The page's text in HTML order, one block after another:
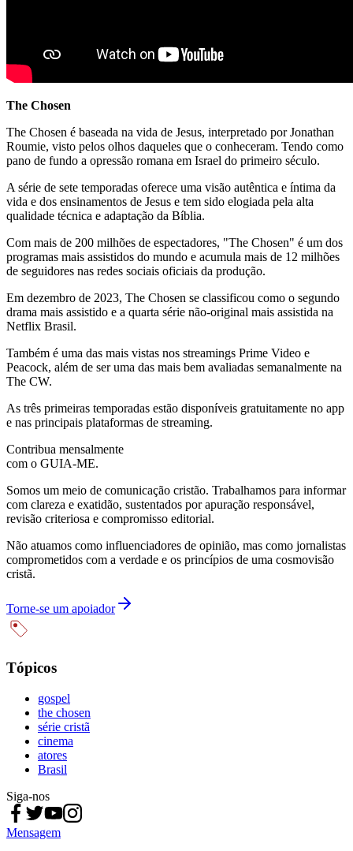
The Chosen
The Chosen é baseada na vida de Jesus, interpretado por Jonathan
Roumie, visto pelos olhos daqueles que o conheceram. Tendo como
pano de fundo a opressão romana em Israel do primeiro século.
A série de sete temporadas oferece uma visão autêntica e íntima da
vida e dos ensinamentos de Jesus e tem sido elogiada pela alta
qualidade técnica e adaptação da Bíblia.
Com mais de 200 milhões de espectadores, "The Chosen" é um dos
programas mais assistidos do mundo e acumula mais de 12 milhões
de seguidores nas redes sociais oficiais da produção.
Em dezembro de 2023, The Chosen se classificou como o segundo
drama mais assistido e a quarta série não-original mais assistida na
Netflix Brasil.
Também é uma das mais vistas nos streamings Prime Video e
Peacock, além de ser uma das mais bem avaliadas semanalmente na
The CW.
As três primeiras temporadas estão disponíveis gratuitamente no app
e nas principais plataformas de streaming.
Contribua mensalmente
com o GUIA-ME.
Somos um meio de comunicação cristão. Trabalhamos para informar
com clareza e exatidão, sustentados por apuração responsável,
revisão criteriosa e compromisso editorial.
Não atuamos como influenciadores de opinião, mas como jornalistas
comprometidos com a verdade e os princípios de uma cosmovisão
cristã.
Torne-se um apoiador
Tópicos
gospel
the chosen
série cristã
cinema
atores
Brasil
Siga-nos
Mensagem